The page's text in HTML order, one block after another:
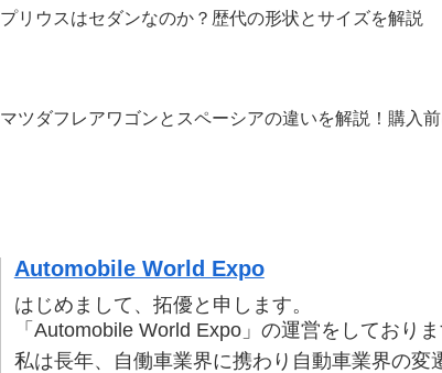
プリウスはセダンなのか？歴代の形状とサイズを解説
マツダフレアワゴンとスペーシアの違いを解説！購入
Automobile World Expo
はじめまして、拓優と申します。
「Automobile World Expo」の運営をしておりま
私は長年、自働車業界に携わり自動車業界の変